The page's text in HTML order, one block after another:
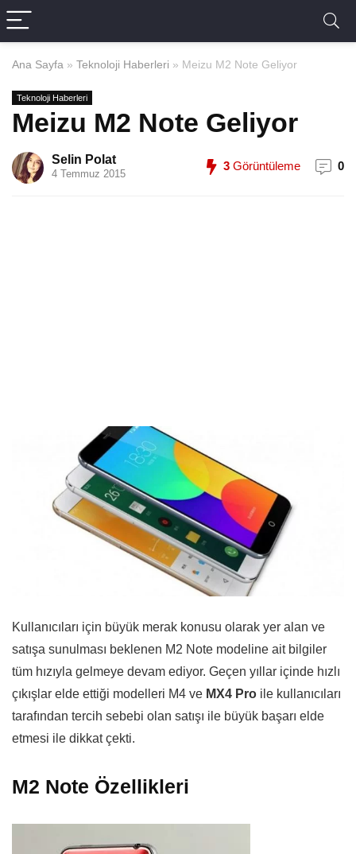
Ana Sayfa » Teknoloji Haberleri » Meizu M2 Note Geliyor
Teknoloji Haberleri
Meizu M2 Note Geliyor
Selin Polat
4 Temmuz 2015
3 Görüntüleme 0
Kullanıcıları için büyük merak konusu olarak yer alan ve
satışa sunulması beklenen M2 Note modeline ait bilgiler
tüm hızıyla gelmeye devam ediyor. Geçen yıllar içinde hızlı
çıkışlar elde ettiği modelleri M4 ve MX4 Pro ile kullanıcıları
tarafından tercih sebebi olan satışı ile büyük başarı elde
etmesi ile dikkat çekti.
M2 Note Özellikleri